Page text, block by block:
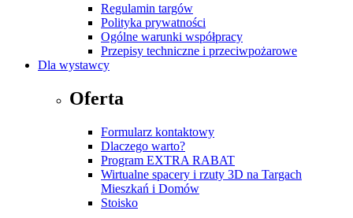
Regulamin targów
Polityka prywatności
Ogólne warunki współpracy
Przepisy techniczne i przeciwpożarowe
Dla wystawcy
Oferta
Formularz kontaktowy
Dlaczego warto?
Program EXTRA RABAT
Wirtualne spacery i rzuty 3D na Targach
Mieszkań i Domów
Stoisko